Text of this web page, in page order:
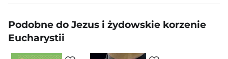
Podobne do Jezus i żydowskie korzenie
Eucharystii